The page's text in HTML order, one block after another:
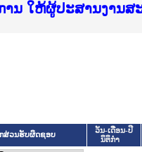
ແອັບກົດໝາຍລາວ ທີ່
ນ ໃຫ້ຜູ້ປະສານງານ
ນຈົດໝາຍເຫດທາງລັດ
ງລັດຖະການ ສຳລັບ ພ
ງລັດຖະການ ສຳລັບ
ຫດທາງລັດຖະການ ທີ່
ຫດທາງລັດຖະການ ທີ່
ຫ້ຜູ້ປະສານງານຂັ້ນແ
ນ ໃຫ້ຜູ້ປະສານງານສ
ສ່ວນຮັບຜິດຊອບ
ວັນ-ເດືອນ-ປີ
ນິຕິກໍາ